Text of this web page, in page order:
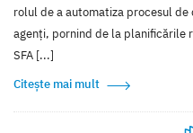
rolul de a automatiza procesul
agenți, pornind de la planificările
SFA [...]
Citește mai mult